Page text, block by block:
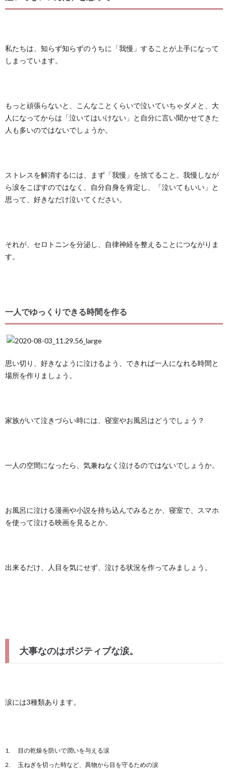
私たちは、知らず知らずのうちに「我慢」することが上手になって
しまっています。
もっと頑張らないと、こんなことくらいで泣いていちゃダメと、大
人になってからは「泣いてはいけない」と自分に言い聞かせてきた
人も多いのではないでしょうか。
ストレスを解消するには、まず「我慢」を捨てること。我慢しなが
ら涙をこぼすのではなく、自分自身を肯定し、「泣いてもいい」と
思って、好きなだけ泣いてください。
それが、セロトニンを分泌し、自律神経を整えることにつながりま
す。
一人でゆっくりできる時間を作る
思い切り、好きなように泣けるよう、できれば一人になれる時間と
場所を作りましょう。
家族がいて泣きづらい時には、寝室やお風呂はどうでしょう？
一人の空間になったら、気兼ねなく泣けるのではないでしょうか。
お風呂に泣ける漫画や小説を持ち込んでみるとか、寝室で、スマホ
を使って泣ける映画を見るとか。
出来るだけ、人目を気にせず、泣ける状況を作ってみましょう。
大事なのはポジティブな涙。
涙には3種類あります。
目の乾燥を防いで潤いを与える涙
玉ねぎを切った時など、異物から目を守るための涙